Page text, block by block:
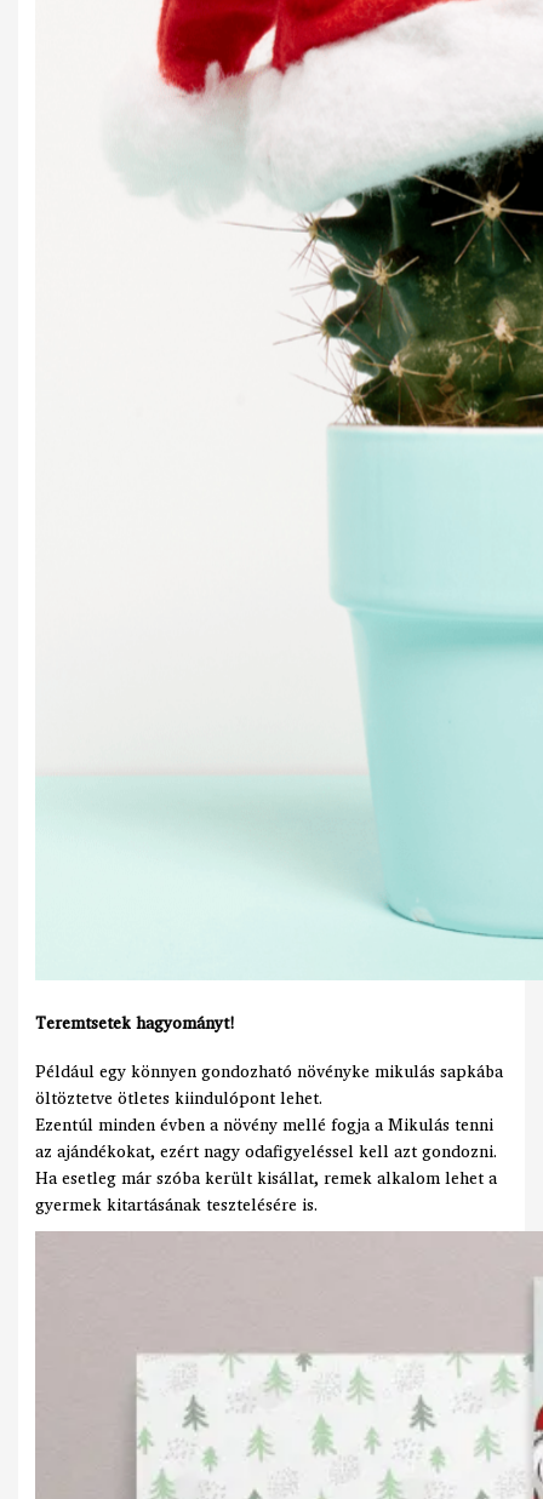
Teremtsetek hagyományt!
Például egy könnyen gondozható növényke mikulás sapkába
öltöztetve ötletes kiindulópont lehet.
Ezentúl minden évben a növény mellé fogja a Mikulás tenni
az ajándékokat, ezért nagy odafigyeléssel kell azt gondozni.
Ha esetleg már szóba került kisállat, remek alkalom lehet a
gyermek kitartásának tesztelésére is.